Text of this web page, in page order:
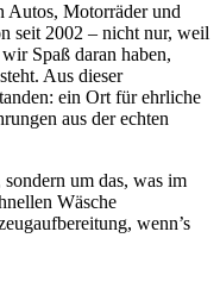
Autos, Motorräder und
seit 2002 – nicht nur, weil
Spaß daran haben,
Aus dieser
ein Ort für ehrliche
aus der echten
um das, was im
Wäsche
wenn’s